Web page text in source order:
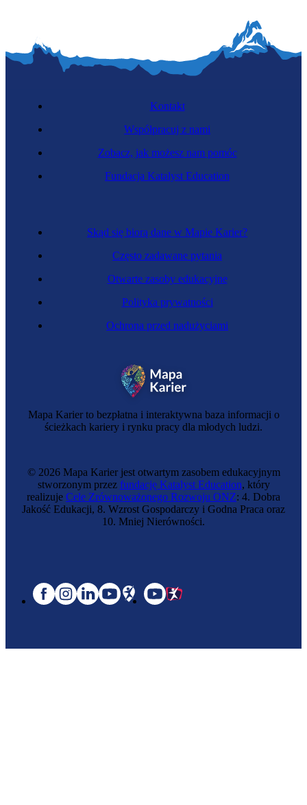
Mapa Karier to bezpłatna i interaktywna baza informacji o
ścieżkach kariery i rynku pracy dla młodych ludzi.
Skąd się biorą dane w Mapie Karier?
Często zadawane pytania
Otwarte zasoby edukacyjne
Polityka prywatności
Ochrona przed nadużyciami
Kontakt
Współpracuj z nami
Zobacz, jak możesz nam pomóc
Fundacja Katalyst Education
© 2026 Mapa Karier jest otwartym zasobem edukacyjnym
stworzonym przez fundację Katalyst Education, który
realizuje Cele Zrównoważonego Rozwoju ONZ: 4. Dobra
Jakość Edukacji, 8. Wzrost Gospodarczy i Godna Praca oraz
10. Mniej Nierówności.